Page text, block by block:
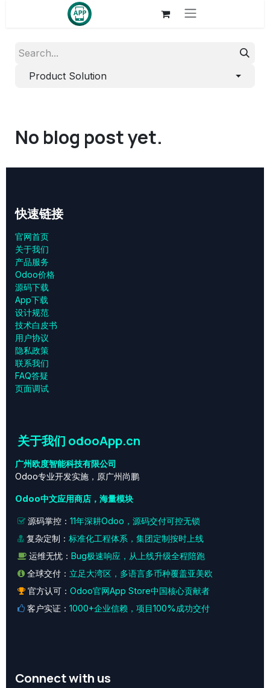
Skip to Content
Product Solution
No blog post yet.
快速链接
官网首页
关于我们
产品服务
Odoo价格
源码下载
App下载
设计规范
技术白皮书
用户协议
‎隐私政策‎
联系我们
FAQ答疑
页面调试
关于我们 odooApp.cn
广州欧度智能科技有限公司
Odoo专业开发实施，原广州尚鹏
Odoo中文应用商店，海量模块
源码掌控： 11年深耕Odoo，源码交付可控无锁
复杂定制： 标准化工程体系，集团定制按时上线
运维无忧： Bug极速响应，从上线升级全程陪跑
全球交付： 立足大湾区，多语言多币种覆盖亚美欧
官方认可： Odoo官网App Store中国核心贡献者
客户实证： 1000+企业信赖，项目100%成功交付
Connect with us